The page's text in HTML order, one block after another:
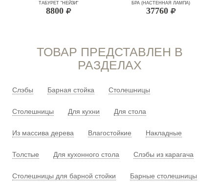
ТАБУРЕТ "НЕЙЗИ"
8800
БРА (НАСТЕННАЯ ЛАМПА)
37760
ТОВАР ПРЕДСТАВЛЕН В
РАЗДЕЛАХ
Слэбы Барная стойка Столешницы
Столешницы Для кухни Для стола
Из массива дерева Влагостойкие Накладные
Толстые Для кухонного стола Слэбы из карагача
Столешницы для барной стойки Барные столешницы